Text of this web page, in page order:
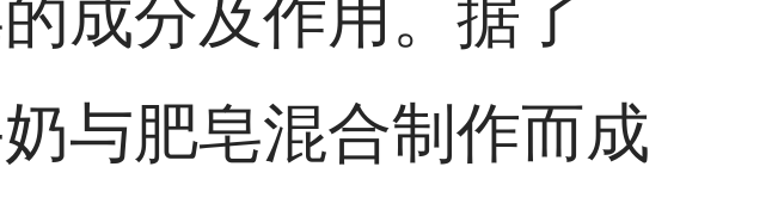
成分及作用。据了
与肥皂混合制作而成